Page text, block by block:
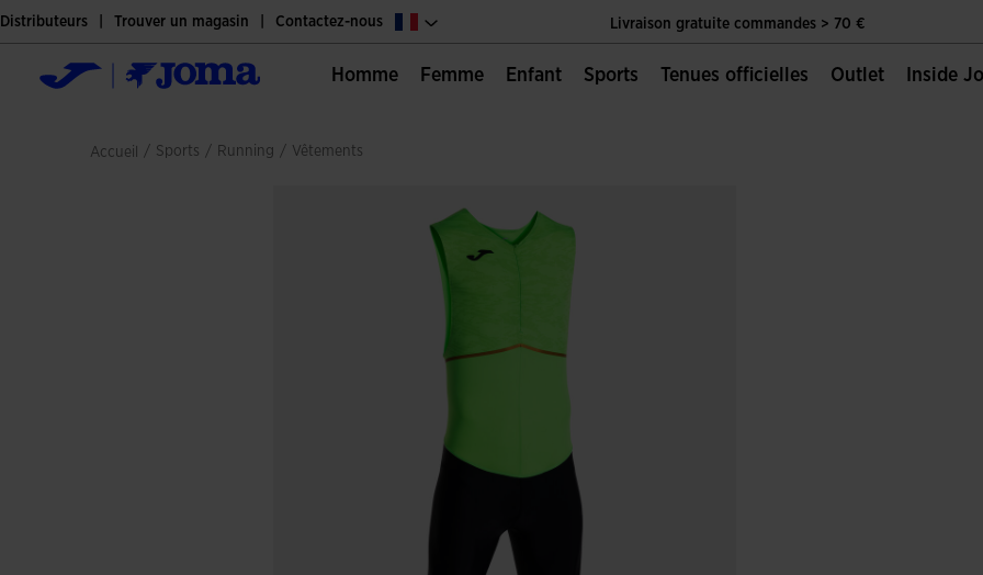
Livraison gratuite commandes > 70 €
Unique Page Officielle de Joma Sport
Distributeurs Trouver un magasin Contactez-nous
Homme Femme Enfant Sports Tenues officielles Outlet Inside
Accueil / sports / running / vêtements